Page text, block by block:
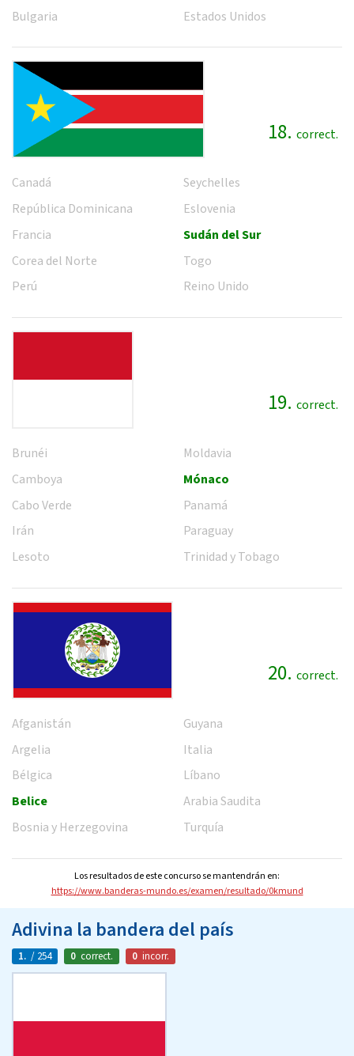
Bulgaria
Estados Unidos
18. correct.
Canadá
República Dominicana
Francia
Corea del Norte
Perú
Seychelles
Eslovenia
Sudán del Sur
Togo
Reino Unido
19. correct.
Brunéi
Camboya
Cabo Verde
Irán
Lesoto
Moldavia
Mónaco
Panamá
Paraguay
Trinidad y Tobago
20. correct.
Afganistán
Argelia
Bélgica
Belice
Bosnia y Herzegovina
Guyana
Italia
Líbano
Arabia Saudita
Turquía
Los resultados de este concurso se mantendrán en:
https://www.banderas-mundo.es/examen/resultado/0kmund
Adivina la bandera del país
1. / 254 0 correct. 0 incorr.